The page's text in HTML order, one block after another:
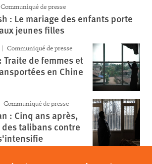
Communiqué de presse
: Le mariage des enfants porte
jeunes filles
Communiqué de presse
Traite de femmes et
en Chine
Communiqué de presse
: Cinq ans après,
talibans contre